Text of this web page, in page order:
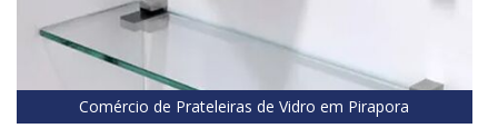
Comércio de Prateleiras de Vidro em Pirapora